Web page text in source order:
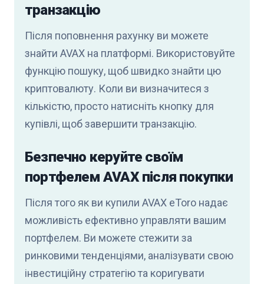
транзакцію
Після поповнення рахунку ви можете
знайти AVAX на платформі. Використовуйте
функцію пошуку, щоб швидко знайти цю
криптовалюту. Коли ви визначитеся з
кількістю, просто натисніть кнопку для
купівлі, щоб завершити транзакцію.
Безпечно керуйте своїм
портфелем AVAX після покупки
Після того як ви купили AVAX eToro надає
можливість ефективно управляти вашим
портфелем. Ви можете стежити за
ринковими тенденціями, аналізувати свою
інвестиційну стратегію та коригувати